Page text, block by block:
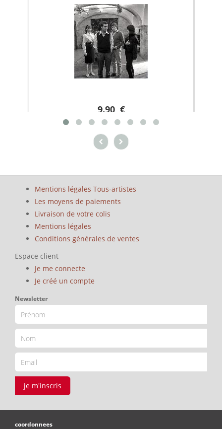
9.90 €
Mentions légales Tous-artistes
Les moyens de paiements
Livraison de votre colis
Mentions légales
Conditions générales de ventes
Espace client
Je me connecte
Je créé un compte
Newsletter
je m'inscris
coordonnees